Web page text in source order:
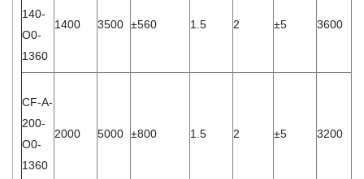
140-
O0-
1360
1400 3500 ±560 1.5 2 ±5 3600
CF-A-
200-
O0-
1360
2000 5000 ±800 1.5 2 ±5 3200